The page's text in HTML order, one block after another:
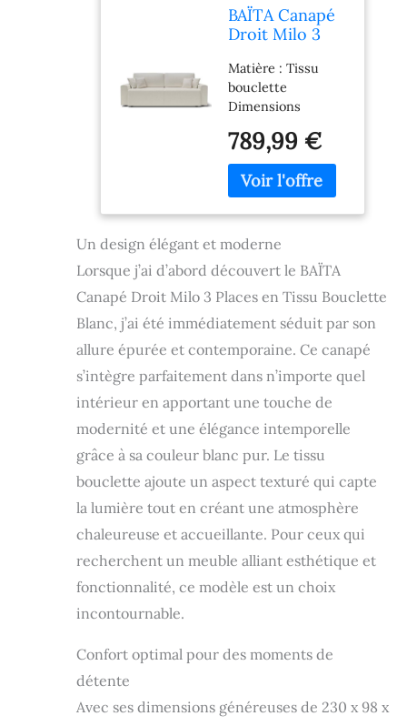
BAÏTA Canapé
Droit Milo 3
Bouclette
Blanc
Matière : Tissu
bouclette
Dimensions
190 cm Densité
assise : 30kg/m3
Dimensions des
colis : 192 x 83 x 56
cm / 90 x 56 x 38
cm
789,99 €
Un design élégant et moderne
Lorsque j’ai d’abord découvert le BAÏTA
Canapé Droit Milo 3 Places en Tissu Bouclette
Blanc, j’ai été immédiatement séduit par son
allure épurée et contemporaine. Ce canapé
s’intègre parfaitement dans n’importe quel
intérieur en apportant une touche de
modernité et une élégance intemporelle
grâce à sa couleur blanc pur. Le tissu
bouclette ajoute un aspect texturé qui capte
la lumière tout en créant une atmosphère
chaleureuse et accueillante. Pour ceux qui
recherchent un meuble alliant esthétique et
fonctionnalité, ce modèle est un choix
incontournable.
Confort optimal pour des moments de
détente
Avec ses dimensions généreuses de 230 x 98 x